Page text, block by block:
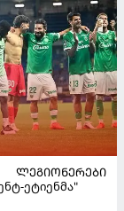
ᲚᲔᲒᲘᲝᲜᲔᲠᲔᲑᲘ
ეტიენმა"